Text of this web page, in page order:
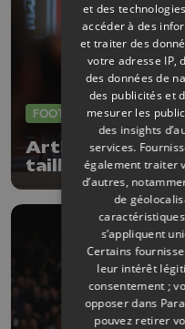
FOOTBALL
Arthur Theate :
taille "
et des
accéder à des
et traiter des
votre adresse IP,
des données de
des publicités et
mesurer les
des insights
services.
également traiter
d’autres,
de
s’appliquent
Certains
leur intérêt
consentement ;
opposer dans
pouvez retirer